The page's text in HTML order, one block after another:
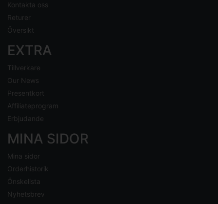
Kontakta oss
Returer
Översikt
EXTRA
Tillverkare
Our News
Presentkort
Affiliateprogram
Erbjudande
MINA SIDOR
Mina sidor
Orderhistorik
Önskelista
Nyhetsbrev